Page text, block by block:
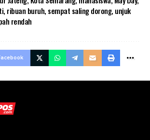
, ribuan buruh, sempat saling dorong, unjuk
rendah